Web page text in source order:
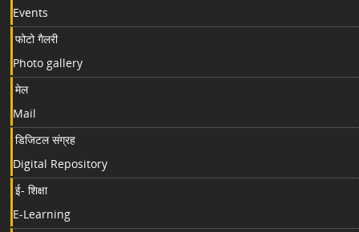
Events
फोटो गैलरी
Photo gallery
मेल
Mail
डिजिटल संग्रह
Digital Repository
ई- शिक्षा
E-Learning